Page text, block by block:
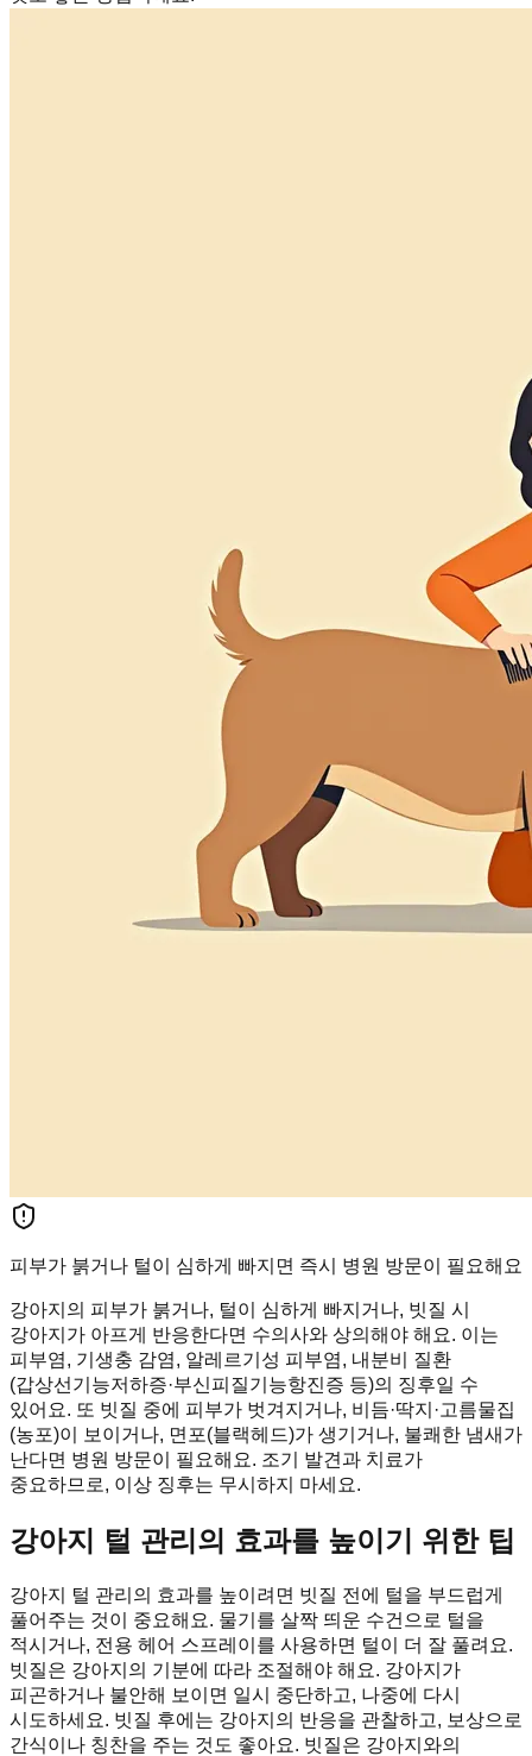
피부가 붉거나 털이 심하게 빠지면 즉시 병원 방문이 필요해요
강아지의 피부가 붉거나, 털이 심하게 빠지거나, 빗질 시
강아지가 아프게 반응한다면 수의사와 상의해야 해요. 이는
피부염, 기생충 감염, 알레르기성 피부염, 내분비 질환
(갑상선기능저하증·부신피질기능항진증 등)의 징후일 수
있어요. 또 빗질 중에 피부가 벗겨지거나, 비듬·딱지·고름물집
(농포)이 보이거나, 면포(블랙헤드)가 생기거나, 불쾌한 냄새가
난다면 병원 방문이 필요해요. 조기 발견과 치료가
중요하므로, 이상 징후는 무시하지 마세요.
강아지 털 관리의 효과를 높이기 위한 팁
강아지 털 관리의 효과를 높이려면 빗질 전에 털을 부드럽게
풀어주는 것이 중요해요. 물기를 살짝 띄운 수건으로 털을
적시거나, 전용 헤어 스프레이를 사용하면 털이 더 잘 풀려요.
빗질은 강아지의 기분에 따라 조절해야 해요. 강아지가
피곤하거나 불안해 보이면 일시 중단하고, 나중에 다시
시도하세요. 빗질 후에는 강아지의 반응을 관찰하고, 보상으로
간식이나 칭찬을 주는 것도 좋아요. 빗질은 강아지와의